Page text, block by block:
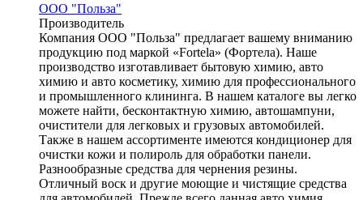
ООО "Польза"
Производитель
Компания ООО "Польза" предлагает вашему вниманию
продукцию под маркой «Fortela» (Фортела). Наше
производство изготавливает бытовую химию, авто
химию и авто косметику, химию для профессионального
и промышленного клининга. В нашем каталоге вы легко
можете найти, бесконтактную химию, автошампуни,
очистители для легковых и грузовых автомобилей.
Также в нашем ассортименте имеются кондиционер для
очистки кожи и полироль для обработки панели.
Разнообразные средства для чернения резины.
Отличный воск и другие моющие и чистящие средства